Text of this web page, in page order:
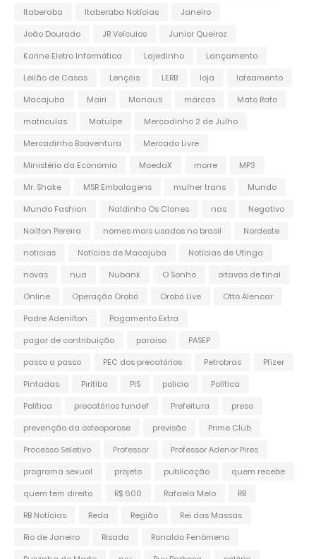
Itaberaba
Itaberaba Notícias
Janeiro
João Dourado
JR Veículos
Junior Queiroz
Karine Eletro Informática
Lajedinho
Lançamento
Leilão de Casas
Lençóis LERB loja
loteamento
Macajuba
Mairi Manaus marcas
Mato Rato
matriculas
Matuípe
Mercadinho 2 de Julho
Mercadinho Boaventura
Mercado Livre
Ministério da Economia
MoedaX morre
MP3
Mr. Shake
MSR Embalagens mulher trans
Mundo
Mundo Fashion
Naldinho Os Clones nas
Negativo
Noilton Pereira
nomes mais usados no brasil
Nordeste
noticias
Notícias de Macajuba
Notícias de Utinga
novas
nua Nubank O Sonho
oitavas de final
Online
Operação Orobó Orobó Live
Otto Alencar
Padre Adenilton
Pagamento Extra
pagar de contribuição
paraiso
PASEP
passo a passo
PEC dos precatórios Petrobras
Pfizer
Pintadas
Piritiba PIS policia
Politica
Política
precatórios fundef Prefeitura
preso
prevenção da osteoporose
previsão
Prime Club
Processo Seletivo
Professor
Professor Adenor Pires
programa sexual
projeto publicação
quem recebe
quem tem direito
R$ 600 Rafaela Melo
RB
RB Notícias
Reda Região
Rei das Massas
Rio de Janeiro
Risada
Ronaldo Fenômeno